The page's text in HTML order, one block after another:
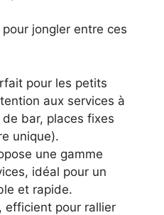
jongler entre ces
pour les petits
aux services à
bar, places fixes
unique).
une gamme
idéal pour un
et rapide.
efficient pour rallier